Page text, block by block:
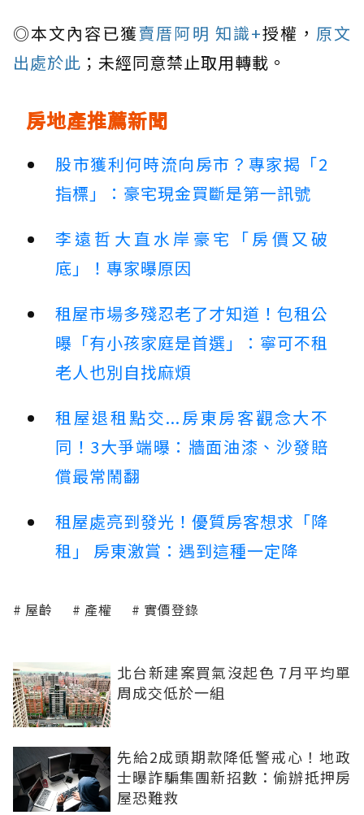
◎本文內容已獲賣厝阿明 知識+授權， 原文
出處於此 ；未經同意禁止取用轉載。
房地產推薦新聞
股市獲利何時流向房市？專家揭「2
指標」：豪宅現金買斷是第一訊號
李遠哲大直水岸豪宅「房價又破
底」！專家曝原因
租屋市場多殘忍老了才知道！包租公
曝「有小孩家庭是首選」：寧可不租
老人也別自找麻煩
租屋退租點交...房東房客觀念大不
同！3大爭端曝：牆面油漆、沙發賠
償最常鬧翻
租屋處亮到發光！優質房客想求「降
租」 房東激賞：遇到這種一定降
屋齡 產權 實價登錄
北台新建案買氣沒起色 7月平均單
周成交低於一組
先給2成頭期款降低警戒心！地政
士曝詐騙集團新招數：偷辦抵押房
屋恐難救